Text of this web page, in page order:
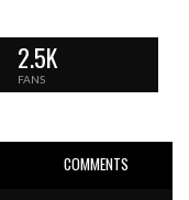
2.5K
FANS
COMMENTS